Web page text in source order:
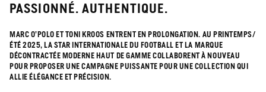
PASSIONNÉ. AUTHENTIQUE.
MARC O'POLO ET TONI KROOS ENTRENT EN PROLONGATION. AU PRINTEMPS/
ÉTÉ 2025, LA STAR INTERNATIONALE DU FOOTBALL ET LA MARQUE
DÉCONTRACTÉE MODERNE HAUT DE GAMME COLLABORENT À NOUVEAU
POUR PROPOSER UNE CAMPAGNE PUISSANTE POUR UNE COLLECTION QUI
ALLIE ÉLÉGANCE ET PRÉCISION.